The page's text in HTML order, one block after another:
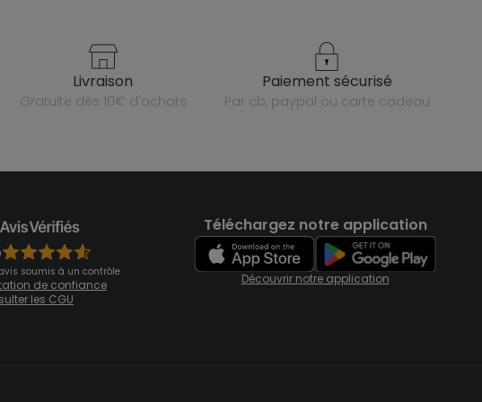
livraison
gratuite dès 10€ d'achats
paiement sécurisé
par cb, paypal ou carte cadeau
soumis à un contrôle
de confiance
les CGU
Téléchargez notre application
Découvrir notre application